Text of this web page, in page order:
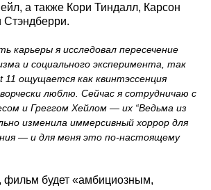
а также Кори Тиндалл, Карсон
Стэндберри.
карьеры я исследовал пересечение
и социального эксперимента, так
11 ощущается как квинтэссенция
люблю. Сейчас я сотрудничаю с
и Греггом Хейлом — их “Ведьма из
изменила иммерсивный хоррор для
— и для меня это по‑настоящему
фильм будет «амбициозным,